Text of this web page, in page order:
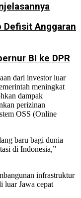
Defisit Anggaran
BI ke DPR
dari investor luar
meningkat
dampak
perizinan
OSS (Online
baru bagi dunia
di Indonesia,”
infrastruktur
luar Jawa cepat